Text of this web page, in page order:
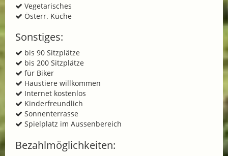
Vegetarisches
Österr. Küche
Sonstiges:
bis 90 Sitzplätze
bis 200 Sitzplätze
für Biker
Haustiere willkommen
Internet kostenlos
Kinderfreundlich
Sonnenterrasse
Spielplatz im Aussenbereich
Bezahlmöglichkeiten: